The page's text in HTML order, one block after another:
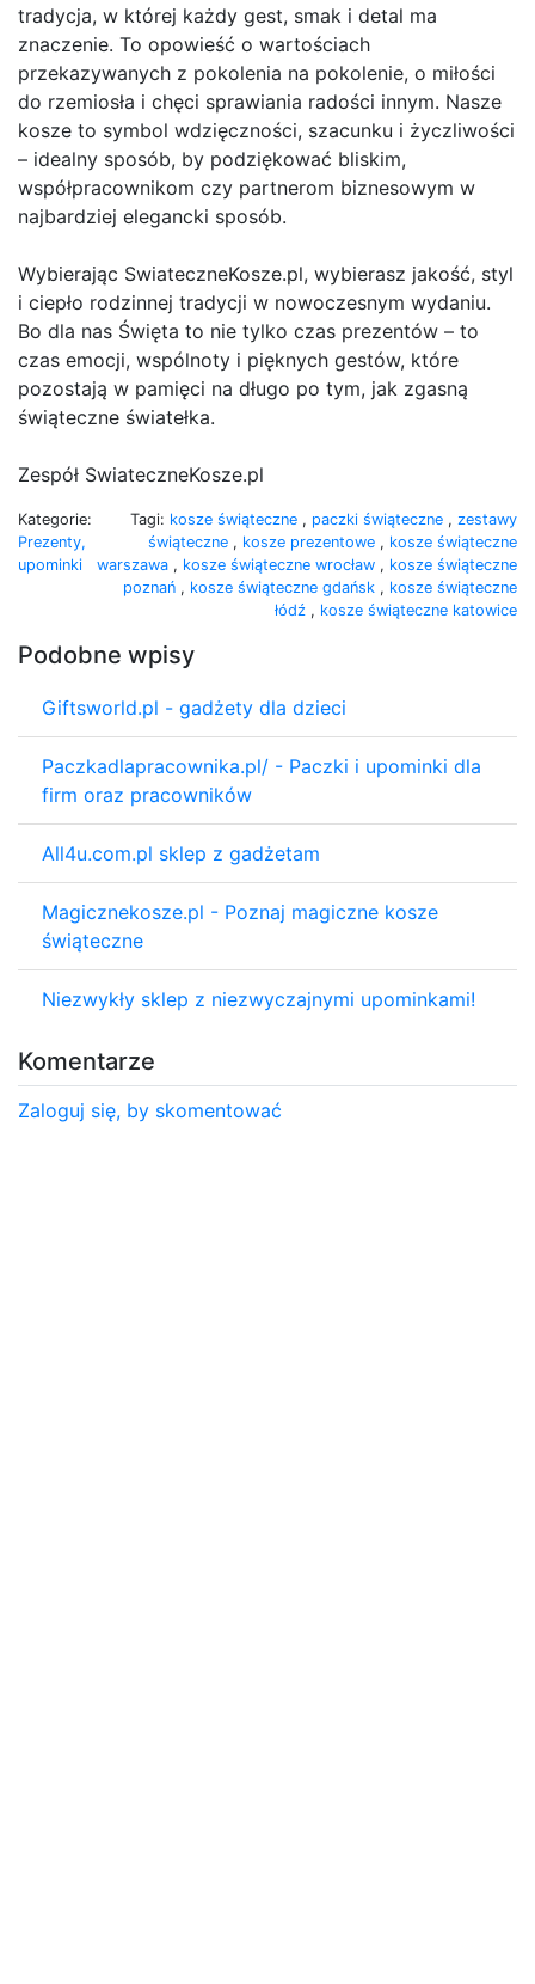
tradycja, w której każdy gest, smak i detal ma
znaczenie. To opowieść o wartościach
przekazywanych z pokolenia na pokolenie, o miłości
do rzemiosła i chęci sprawiania radości innym. Nasze
kosze to symbol wdzięczności, szacunku i życzliwości
– idealny sposób, by podziękować bliskim,
współpracownikom czy partnerom biznesowym w
najbardziej elegancki sposób.
Wybierając SwiateczneKosze.pl, wybierasz jakość, styl
i ciepło rodzinnej tradycji w nowoczesnym wydaniu.
Bo dla nas Święta to nie tylko czas prezentów – to
czas emocji, wspólnoty i pięknych gestów, które
pozostają w pamięci na długo po tym, jak zgasną
świąteczne światełka.
Zespół SwiateczneKosze.pl
Kategorie:
Prezenty,
upominki
Tagi: kosze świąteczne , paczki świąteczne , zestawy
świąteczne , kosze prezentowe , kosze świąteczne
warszawa , kosze świąteczne wrocław , kosze świąteczne
poznań , kosze świąteczne gdańsk , kosze świąteczne
łódź , kosze świąteczne katowice
Podobne wpisy
Giftsworld.pl - gadżety dla dzieci
Paczkadlapracownika.pl/ - Paczki i upominki dla
firm oraz pracowników
All4u.com.pl sklep z gadżetam
Magicznekosze.pl - Poznaj magiczne kosze
świąteczne
Niezwykły sklep z niezwyczajnymi upominkami!
Komentarze
Zaloguj się, by skomentować